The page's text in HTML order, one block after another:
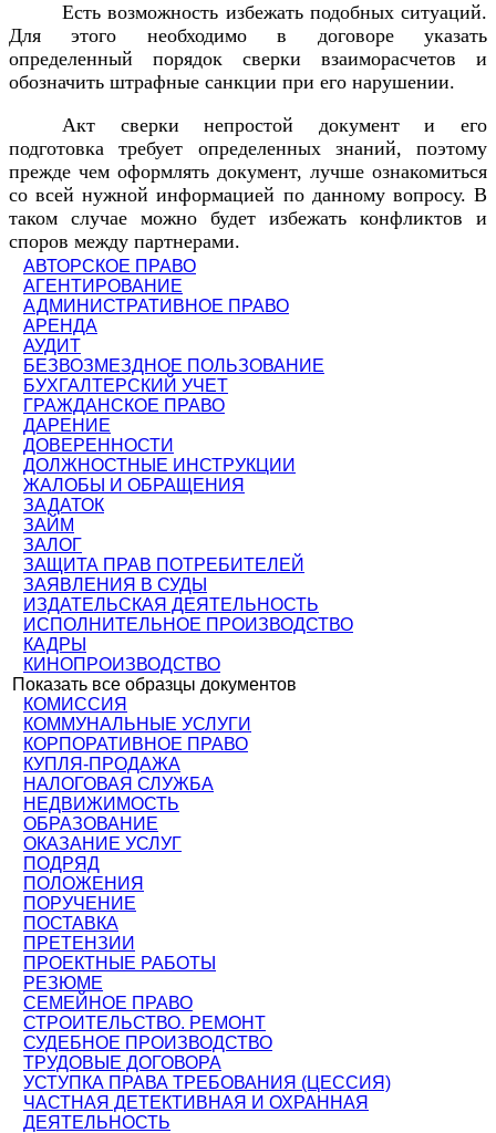
Есть возможность избежать подобных ситуаций.
Для этого необходимо в договоре указать
определенный порядок сверки взаиморасчетов и
обозначить штрафные санкции при его нарушении.
Акт сверки непростой документ и его
подготовка требует определенных знаний, поэтому
прежде чем оформлять документ, лучше ознакомиться
со всей нужной информацией по данному вопросу. В
таком случае можно будет избежать конфликтов и
споров между партнерами.
АВТОРСКОЕ ПРАВО
АГЕНТИРОВАНИЕ
АДМИНИСТРАТИВНОЕ ПРАВО
АРЕНДА
АУДИТ
БЕЗВОЗМЕЗДНОЕ ПОЛЬЗОВАНИЕ
БУХГАЛТЕРСКИЙ УЧЕТ
ГРАЖДАНСКОЕ ПРАВО
ДАРЕНИЕ
ДОВЕРЕННОСТИ
ДОЛЖНОСТНЫЕ ИНСТРУКЦИИ
ЖАЛОБЫ И ОБРАЩЕНИЯ
ЗАДАТОК
ЗАЙМ
ЗАЛОГ
ЗАЩИТА ПРАВ ПОТРЕБИТЕЛЕЙ
ЗАЯВЛЕНИЯ В СУДЫ
ИЗДАТЕЛЬСКАЯ ДЕЯТЕЛЬНОСТЬ
ИСПОЛНИТЕЛЬНОЕ ПРОИЗВОДСТВО
КАДРЫ
КИНОПРОИЗВОДСТВО
Показать все образцы документов
КОМИССИЯ
КОММУНАЛЬНЫЕ УСЛУГИ
КОРПОРАТИВНОЕ ПРАВО
КУПЛЯ-ПРОДАЖА
НАЛОГОВАЯ СЛУЖБА
НЕДВИЖИМОСТЬ
ОБРАЗОВАНИЕ
ОКАЗАНИЕ УСЛУГ
ПОДРЯД
ПОЛОЖЕНИЯ
ПОРУЧЕНИЕ
ПОСТАВКА
ПРЕТЕНЗИИ
ПРОЕКТНЫЕ РАБОТЫ
РЕЗЮМЕ
СЕМЕЙНОЕ ПРАВО
СТРОИТЕЛЬСТВО. РЕМОНТ
СУДЕБНОЕ ПРОИЗВОДСТВО
ТРУДОВЫЕ ДОГОВОРА
УСТУПКА ПРАВА ТРЕБОВАНИЯ (ЦЕССИЯ)
ЧАСТНАЯ ДЕТЕКТИВНАЯ И ОХРАННАЯ
ДЕЯТЕЛЬНОСТЬ